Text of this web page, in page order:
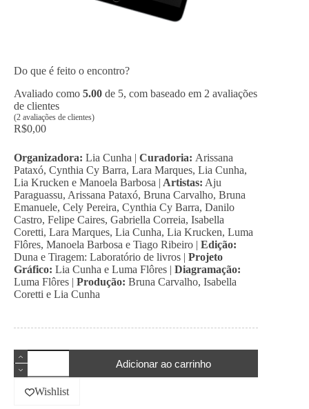
Do que é feito o encontro?
Avaliado como 5.00 de 5, com baseado em 2 avaliações
de clientes
(2 avaliações de clientes)
R$0,00
Organizadora: Lia Cunha | Curadoria: Arissana
Pataxó, Cynthia Cy Barra, Lara Marques, Lia Cunha,
Lia Krucken e Manoela Barbosa | Artistas: Aju
Paraguassu, Arissana Pataxó, Bruna Carvalho, Bruna
Emanuele, Cely Pereira, Cynthia Cy Barra, Danilo
Castro, Felipe Caires, Gabriella Correia, Isabella
Coretti, Lara Marques, Lia Cunha, Lia Krucken, Luma
Flôres, Manoela Barbosa e Tiago Ribeiro | Edição:
Duna e Tiragem: Laboratório de livros | Projeto
Gráfico: Lia Cunha e Luma Flôres | Diagramação:
Luma Flôres | Produção: Bruna Carvalho, Isabella
Coretti e Lia Cunha
Do
que
é
feito
Adicionar ao carrinho
Wishlist